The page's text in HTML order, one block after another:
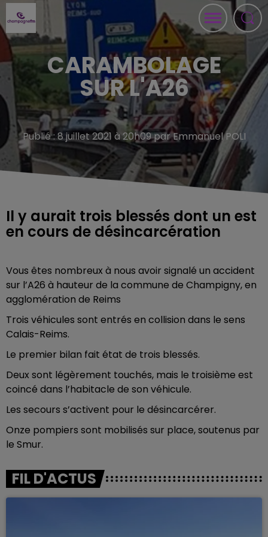
CARAMBOLAGE
SUR L'A26
Publié : 8 juillet 2021 à 20h09 par Emmanuel POLI
Il y aurait trois blessés dont un est
en cours de désincarcération
Vous êtes nombreux à nous avoir signalé un accident
sur l’A26 à hauteur de la commune de Champigny, en
agglomération de Reims
Trois véhicules sont entrés en collision dans le sens
Calais-Reims.
Le premier bilan fait état de trois blessés.
Deux sont légèrement touchés, mais le troisième est
coincé dans l’habitacle de son véhicule.
Les secours s’activent pour le désincarcérer.
Onze pompiers sont mobilisés sur place, soutenus par
le Smur.
FIL D'ACTUS